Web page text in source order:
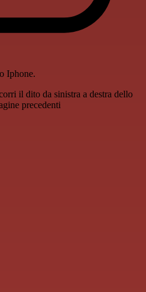
Iphone.
il dito da sinistra a destra dello
precedenti